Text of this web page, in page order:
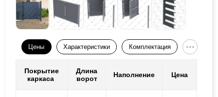
Цены Характеристики Комплектация
Покрытие
каркаса
Длина
ворот
Наполнение Цена